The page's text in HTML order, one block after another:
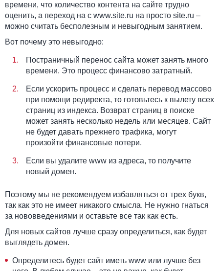
времени, что количество контента на сайте трудно
оценить, а переход на с www.site.ru на просто site.ru –
можно считать бесполезным и невыгодным занятием.
Вот почему это невыгодно:
Постраничный перенос сайта может занять много
времени. Это процесс финансово затратный.
Если ускорить процесс и сделать перевод массово
при помощи редиректа, то готовьтесь к вылету всех
страниц из индекса. Возврат страниц в поиске
может занять несколько недель или месяцев. Сайт
не будет давать прежнего трафика, могут
произойти финансовые потери.
Если вы удалите www из адреса, то получите
новый домен.
Поэтому мы не рекомендуем избавляться от трех букв,
так как это не имеет никакого смысла. Не нужно гнаться
за нововведениями и оставьте все так как есть.
Для новых сайтов лучше сразу определиться, как будет
выглядеть домен.
Определитесь будет сайт иметь www или лучше без